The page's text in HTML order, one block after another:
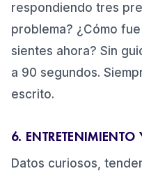
respondiendo tres
problema? ¿Cómo
sientes ahora? Sin
a 90 segundos.
escrito.
6. ENTRETENIMIENTO
Datos curiosos,